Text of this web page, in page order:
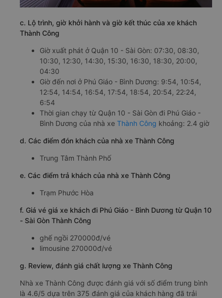
c. Lộ trình, giờ khởi hành và giờ kết thúc của xe khách
Thành Công
Giờ xuất phát ở Quận 10 - Sài Gòn: 07:30, 08:30,
10:30, 12:30, 14:30, 15:30, 16:30, 18:30, 20:00,
04:30
Giờ đến nơi ở Phú Giáo - Bình Dương: 9:54, 10:54,
12:54, 14:54, 16:54, 17:54, 18:54, 20:54, 22:24,
6:54
Thời gian chạy từ Quận 10 - Sài Gòn đi Phú Giáo -
Bình Dương của nhà xe Thành Công khoảng: 2.4 giờ
d. Các điểm đón khách của nhà xe Thành Công
Trung Tâm Thành Phố
e. Các điểm trả khách của nhà xe Thành Công
Trạm Phước Hòa
f. Giá vé giá xe khách đi Phú Giáo - Bình Dương từ Quận 10
- Sài Gòn Thành Công
ghế ngồi 270000đ/vé
limousine 270000đ/vé
g. Review, đánh giá chất lượng xe Thành Công
Nhà xe Thành Công được đánh giá với số điểm trung bình
là 4.6/5 dựa trên 375 đánh giá của khách hàng đã trải